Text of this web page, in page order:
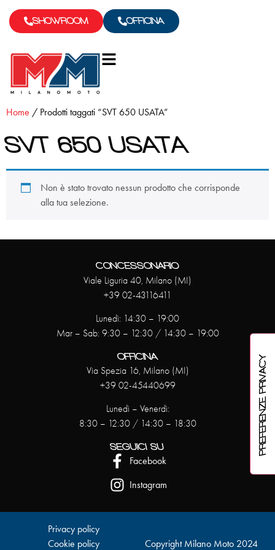
SHOWROOM OFFICINA
Home / Prodotti taggati “SVT 650 USATA”
SVT 650 USATA
Non è stato trovato nessun prodotto che corrisponde
alla tua selezione.
CONCESSONARIO
Viale Liguria 40, Milano (MI)
+39 02-43116411
Lunedì: 14:30 – 19:00
Mar – Sab: 9:30 – 12:30 / 14:30 – 19:00
OFFICINA
Via Spezia 16, Milano (MI)
+39 02-45440699
Lunedì – Venerdì:
8:30 – 12:30 / 14:30 – 18:30
SEGUICI SU
Facebook
Instagram
Privacy policy
Cookie policy
Copyright Milano Moto 2024